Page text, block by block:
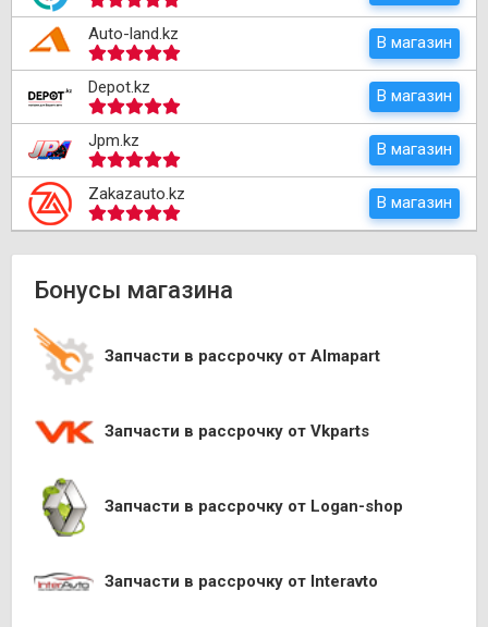
Auto-land.kz В магазин
Depot.kz В магазин
Jpm.kz В магазин
Zakazauto.kz В магазин
Бонусы магазина
Запчасти в рассрочку от Almapart
Запчасти в рассрочку от Vkparts
Запчасти в рассрочку от Logan-shop
Запчасти в рассрочку от Interavto